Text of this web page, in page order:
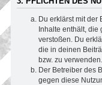
Du erklärst mit der
Inhalte enthält, die
verstoßen. Du
die in deinen
bzw. zu verwenden.
Der Betreiber des
gegen diese